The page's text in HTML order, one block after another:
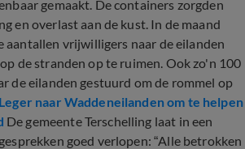
gemaakt. De containers zorgden
en overlast aan de kust. In de maand
aantallen vrijwilligers naar de eilanden
de stranden op te ruimen. Ook zo'n 100
de eilanden gestuurd om de rommel op
Leger naar Waddeneilanden om te helpen
De gemeente Terschelling laat in een
goed verlopen: “Alle betrokken